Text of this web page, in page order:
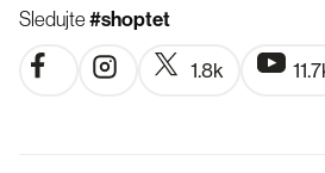
Sledujte#shoptet
1.8k